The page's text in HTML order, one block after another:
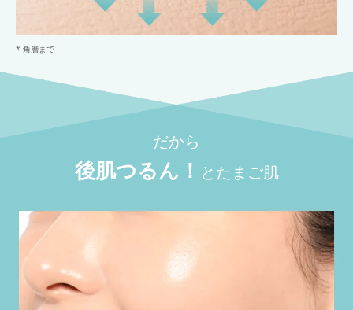
* 角層まで
だから
後肌つるん！ とたまご肌